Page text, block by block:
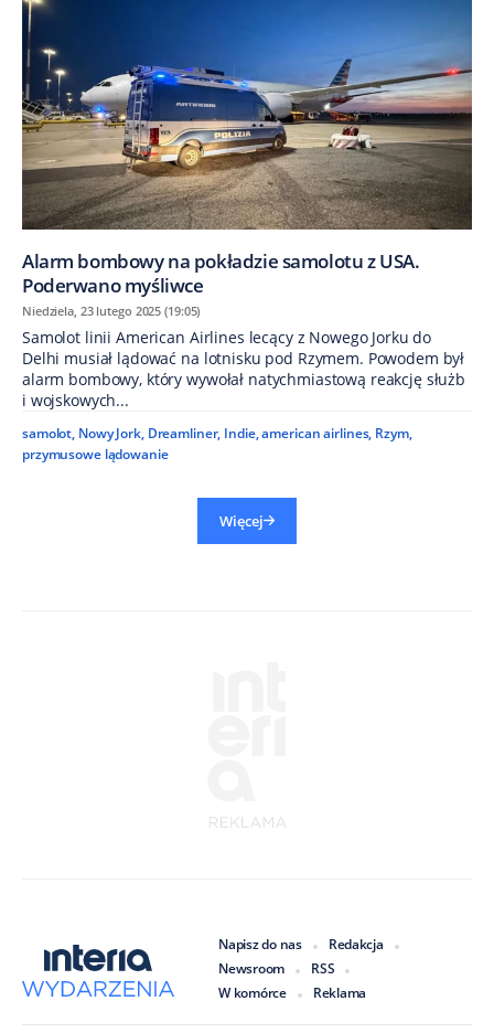
Alarm bombowy na pokładzie samolotu z USA.
Poderwano myśliwce
Niedziela, 23 lutego 2025 (19:05)
Samolot linii American Airlines lecący z Nowego Jorku do
Delhi musiał lądować na lotnisku pod Rzymem. Powodem był
alarm bombowy, który wywołał natychmiastową reakcję służb
i wojskowych...
samolot, Nowy Jork, Dreamliner, Indie,american airlines, Rzym,
przymusowe lądowanie
Więcej
Napisz do nas
Redakcja
Newsroom
RSS
W komórce
Reklama